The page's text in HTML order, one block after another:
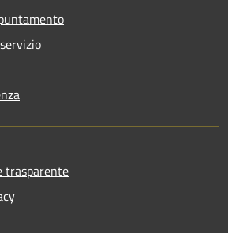
trasparente